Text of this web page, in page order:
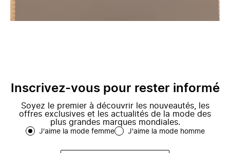
Inscrivez-vous pour rester informé
Soyez le premier à découvrir les nouveautés, les
offres exclusives et les actualités de la mode des
plus grandes marques mondiales.
J'aime la mode femme J'aime la mode homme